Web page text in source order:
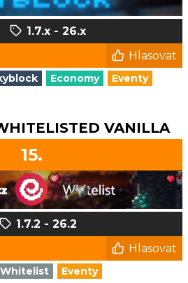
1.7.x - 26.x
Hlasovat
Economy Eventy
VANILLA
15.
1.7.2 - 26.2
Hlasovat
Whitelist Eventy